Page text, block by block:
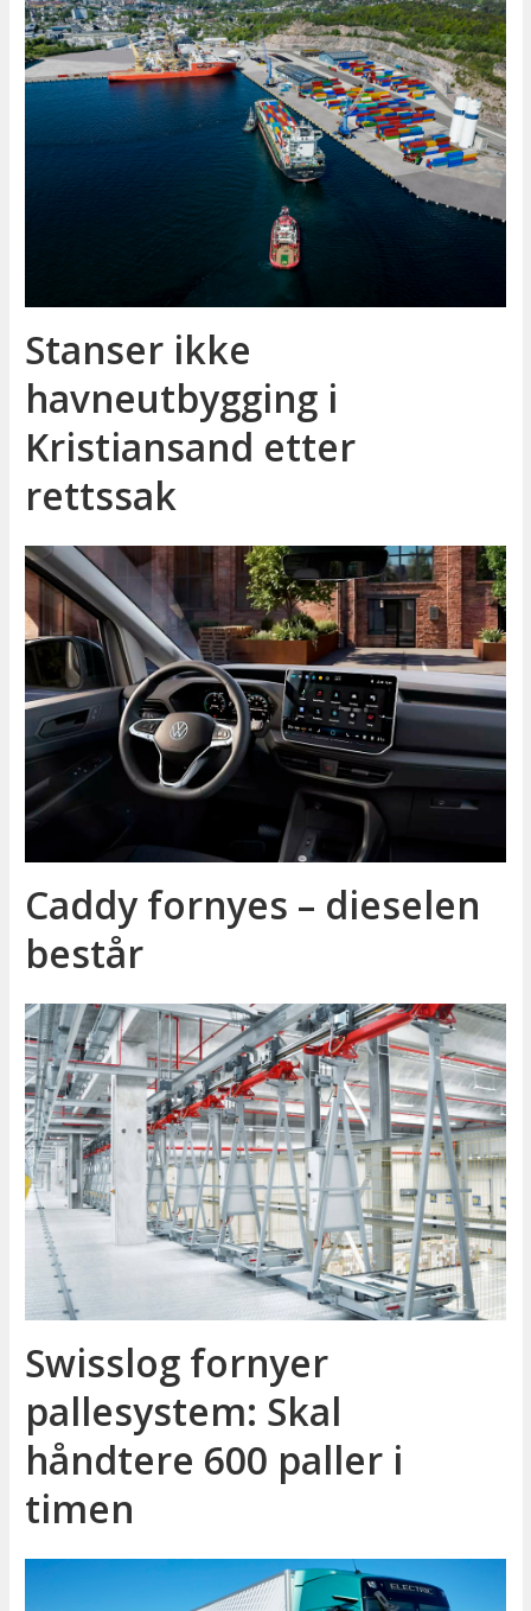
Stanser ikke
havneutbygging i
Kristiansand etter
rettssak
Caddy fornyes – dieselen
består
Swisslog fornyer
pallesystem: Skal
håndtere 600 paller i
timen